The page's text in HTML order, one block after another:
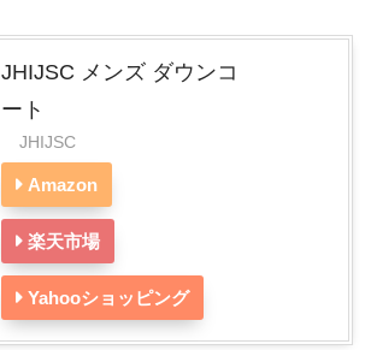
JHIJSC メンズ ダウンコ
ート
JHIJSC
Amazon
楽天市場
Yahooショッピング